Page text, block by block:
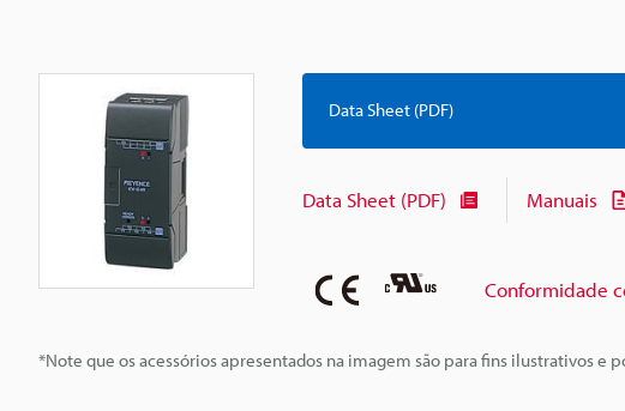
*Note que os acessórios apresentados na imagem são para fins ilustrativos e
Data Sheet (PDF)
Data Sheet (PDF) Manuais
Conformidade